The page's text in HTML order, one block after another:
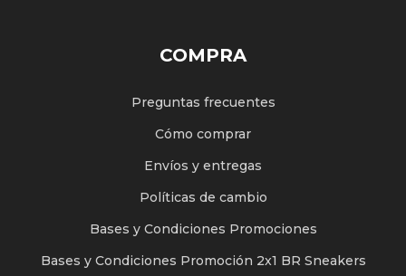
COMPRA
Preguntas frecuentes
Cómo comprar
Envíos y entregas
Políticas de cambio
Bases y Condiciones Promociones
Bases y Condiciones Promoción 2x1 BR Sneakers